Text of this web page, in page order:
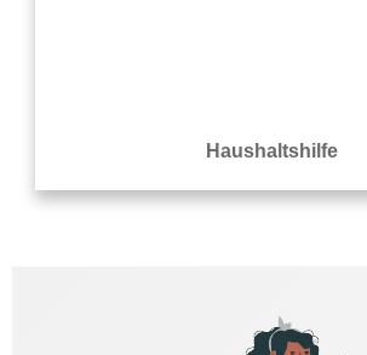
Haushaltshilfe